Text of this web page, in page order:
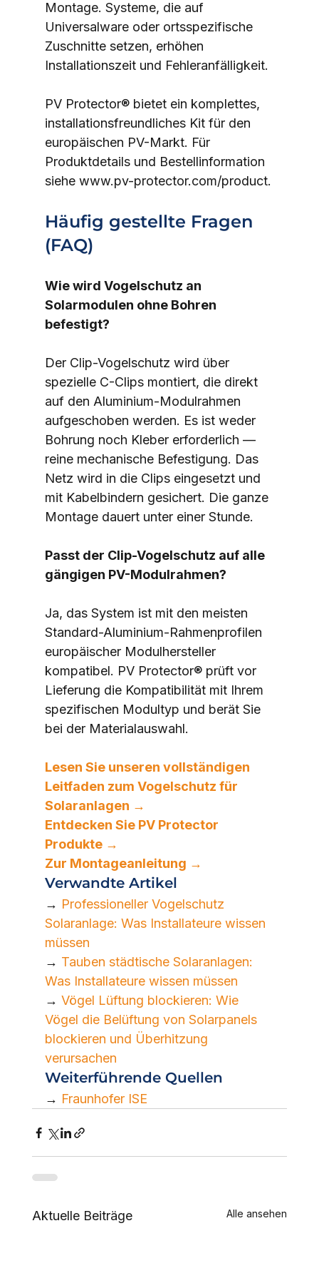
Montage. Systeme, die auf
Universalware oder ortsspezifische
Zuschnitte setzen, erhöhen
Installationszeit und Fehleranfälligkeit.
PV Protector® bietet ein komplettes,
installationsfreundliches Kit für den
europäischen PV-Markt. Für
Produktdetails und Bestellinformation
siehe www.pv-protector.com/product.
Häufig gestellte Fragen
(FAQ)
Wie wird Vogelschutz an
Solarmodulen ohne Bohren
befestigt?
Der Clip-Vogelschutz wird über
spezielle C-Clips montiert, die direkt
auf den Aluminium-Modulrahmen
aufgeschoben werden. Es ist weder
Bohrung noch Kleber erforderlich —
reine mechanische Befestigung. Das
Netz wird in die Clips eingesetzt und
mit Kabelbindern gesichert. Die ganze
Montage dauert unter einer Stunde.
Passt der Clip-Vogelschutz auf alle
gängigen PV-Modulrahmen?
Ja, das System ist mit den meisten
Standard-Aluminium-Rahmenprofilen
europäischer Modulhersteller
kompatibel. PV Protector® prüft vor
Lieferung die Kompatibilität mit Ihrem
spezifischen Modultyp und berät Sie
bei der Materialauswahl.
Lesen Sie unseren vollständigen
Leitfaden zum Vogelschutz für
Solaranlagen →
Entdecken Sie PV Protector
Produkte →
Zur Montageanleitung →
Verwandte Artikel
→ Professioneller Vogelschutz
Solaranlage: Was Installateure wissen
müssen
→ Tauben städtische Solaranlagen:
Was Installateure wissen müssen
→ Vögel Lüftung blockieren: Wie
Vögel die Belüftung von Solarpanels
blockieren und Überhitzung
verursachen
Weiterführende Quellen
→ Fraunhofer ISE
Aktuelle Beiträge Alle ansehen